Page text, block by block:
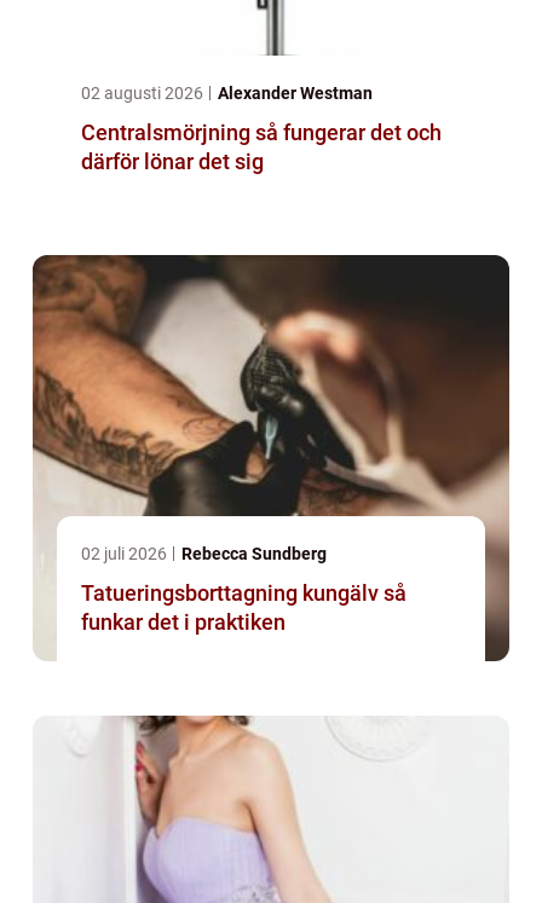
02 augusti 2026 Alexander Westman
Centralsmörjning så fungerar det och
därför lönar det sig
02 juli 2026 Rebecca Sundberg
Tatueringsborttagning kungälv så
funkar det i praktiken